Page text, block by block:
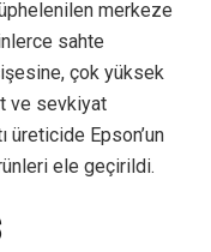
merkeze
sahte
çok yüksek
ve sevkiyat
üreticide Epson’un
ele geçirildi.